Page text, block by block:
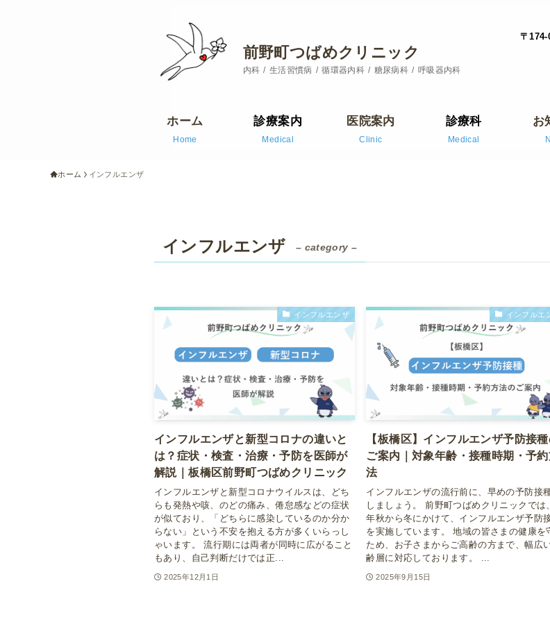
前野町つばめクリニック
内科 生活習慣病 循環器内科 糖尿病科 呼吸器内科
〒
ホーム
Home
診療案内
Medical
医院案内
Clinic
診療科
Medical
お
ホーム インフルエンザ
インフルエンザ – category –
インフルエンザ
インフルエンザと新型コロナの違いと
は？症状・検査・治療・予防を医師が
解説｜板橋区前野町つばめクリニック
インフルエンザと新型コロナウイルスは、どち
らも発熱や咳、のどの痛み、倦怠感などの症状
が似ており、「どちらに感染しているのか分か
らない」という不安を抱える方が多くいらっし
ゃいます。 流行期には両者が同時に広がること
もあり、自己判断だけでは正...
2025年12月1日
インフルエ
【板橋区】インフルエンザ予防接
ご案内｜対象年齢・接種時期・予
法
インフルエンザの流行前に、早めの予防接
しましょう。 前野町つばめクリニックでは
年秋から冬にかけて、インフルエンザ予防
を実施しています。 地域の皆さまの健康を
ため、お子さまからご高齢の方まで、幅広
齢層に対応しております。 ...
2025年9月15日